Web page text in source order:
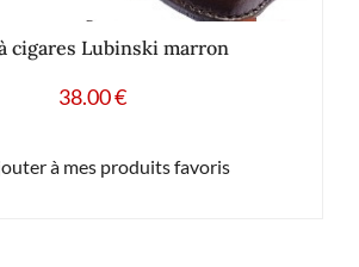
cigares Lubinski marron
38.00€
à mes produits favoris